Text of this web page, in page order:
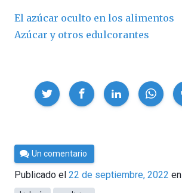
El azúcar oculto en los alimentos
Azúcar y otros edulcorantes
Compartir
Por
César
Tomé
Un comentario
Publicado el 22 de septiembre, 2022 en